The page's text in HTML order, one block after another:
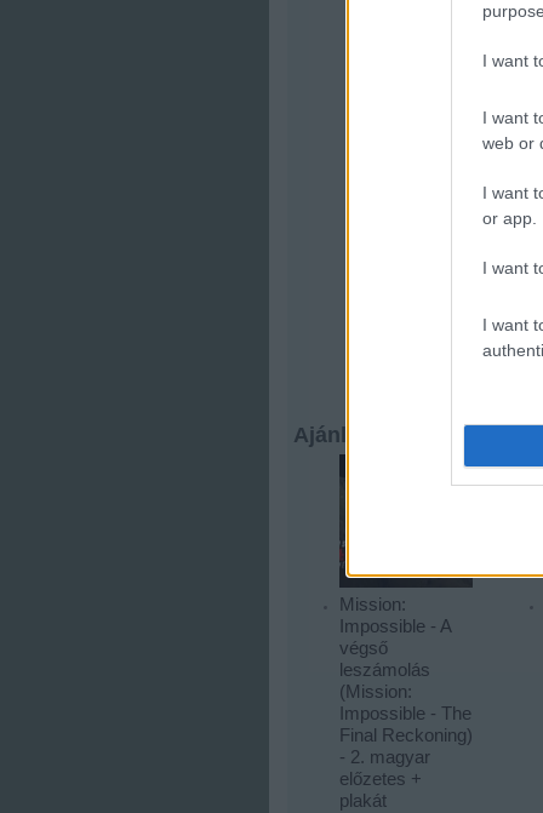
I want
I want
web or
I want
or app.
I want
I want
Ajánlott bejegyzések:
Mission:
Impossible - A
végső
leszámolás
(Mission:
Impossible - The
Final Reckoning)
- 2. magyar
előzetes +
plakát